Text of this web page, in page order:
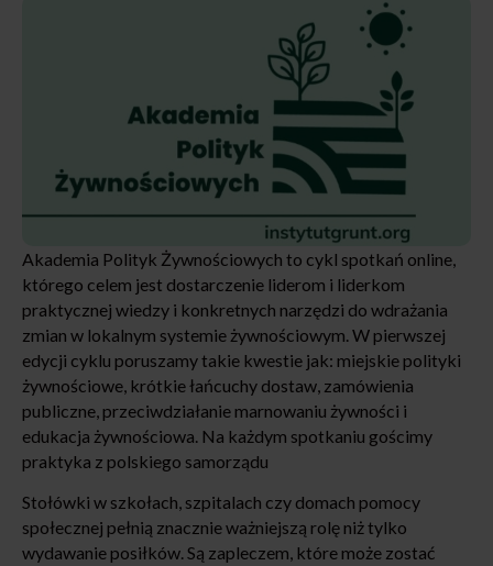
Akademia Polityk Żywnościowych to cykl spotkań online,
którego celem jest dostarczenie liderom i liderkom
praktycznej wiedzy i konkretnych narzędzi do wdrażania
zmian w lokalnym systemie żywnościowym. W pierwszej
edycji cyklu poruszamy takie kwestie jak: miejskie polityki
żywnościowe, krótkie łańcuchy dostaw, zamówienia
publiczne, przeciwdziałanie marnowaniu żywności i
edukacja żywnościowa. Na każdym spotkaniu gościmy
praktyka z polskiego samorządu
Stołówki w szkołach, szpitalach czy domach pomocy
społecznej pełnią znacznie ważniejszą rolę niż tylko
wydawanie posiłków. Są zapleczem, które może zostać